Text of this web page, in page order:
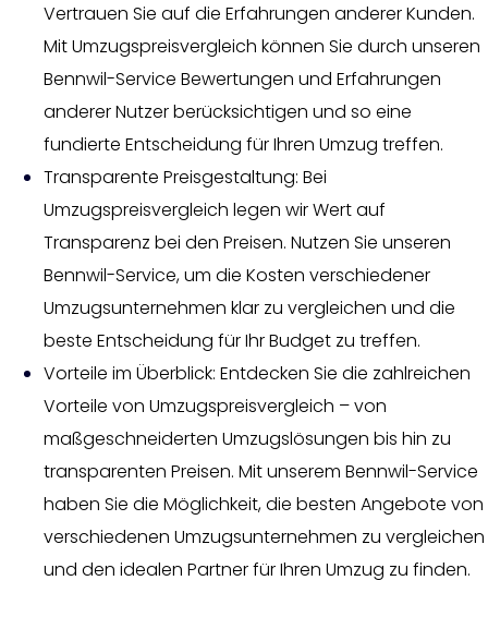
Vertrauen Sie auf die Erfahrungen anderer Kunden.
Mit Umzugspreisvergleich können Sie durch unseren
Bennwil-Service Bewertungen und Erfahrungen
anderer Nutzer berücksichtigen und so eine
fundierte Entscheidung für Ihren Umzug treffen.
Transparente Preisgestaltung: Bei
Umzugspreisvergleich legen wir Wert auf
Transparenz bei den Preisen. Nutzen Sie unseren
Bennwil-Service, um die Kosten verschiedener
Umzugsunternehmen klar zu vergleichen und die
beste Entscheidung für Ihr Budget zu treffen.
Vorteile im Überblick: Entdecken Sie die zahlreichen
Vorteile von Umzugspreisvergleich – von
maßgeschneiderten Umzugslösungen bis hin zu
transparenten Preisen. Mit unserem Bennwil-Service
haben Sie die Möglichkeit, die besten Angebote von
verschiedenen Umzugsunternehmen zu vergleichen
und den idealen Partner für Ihren Umzug zu finden.